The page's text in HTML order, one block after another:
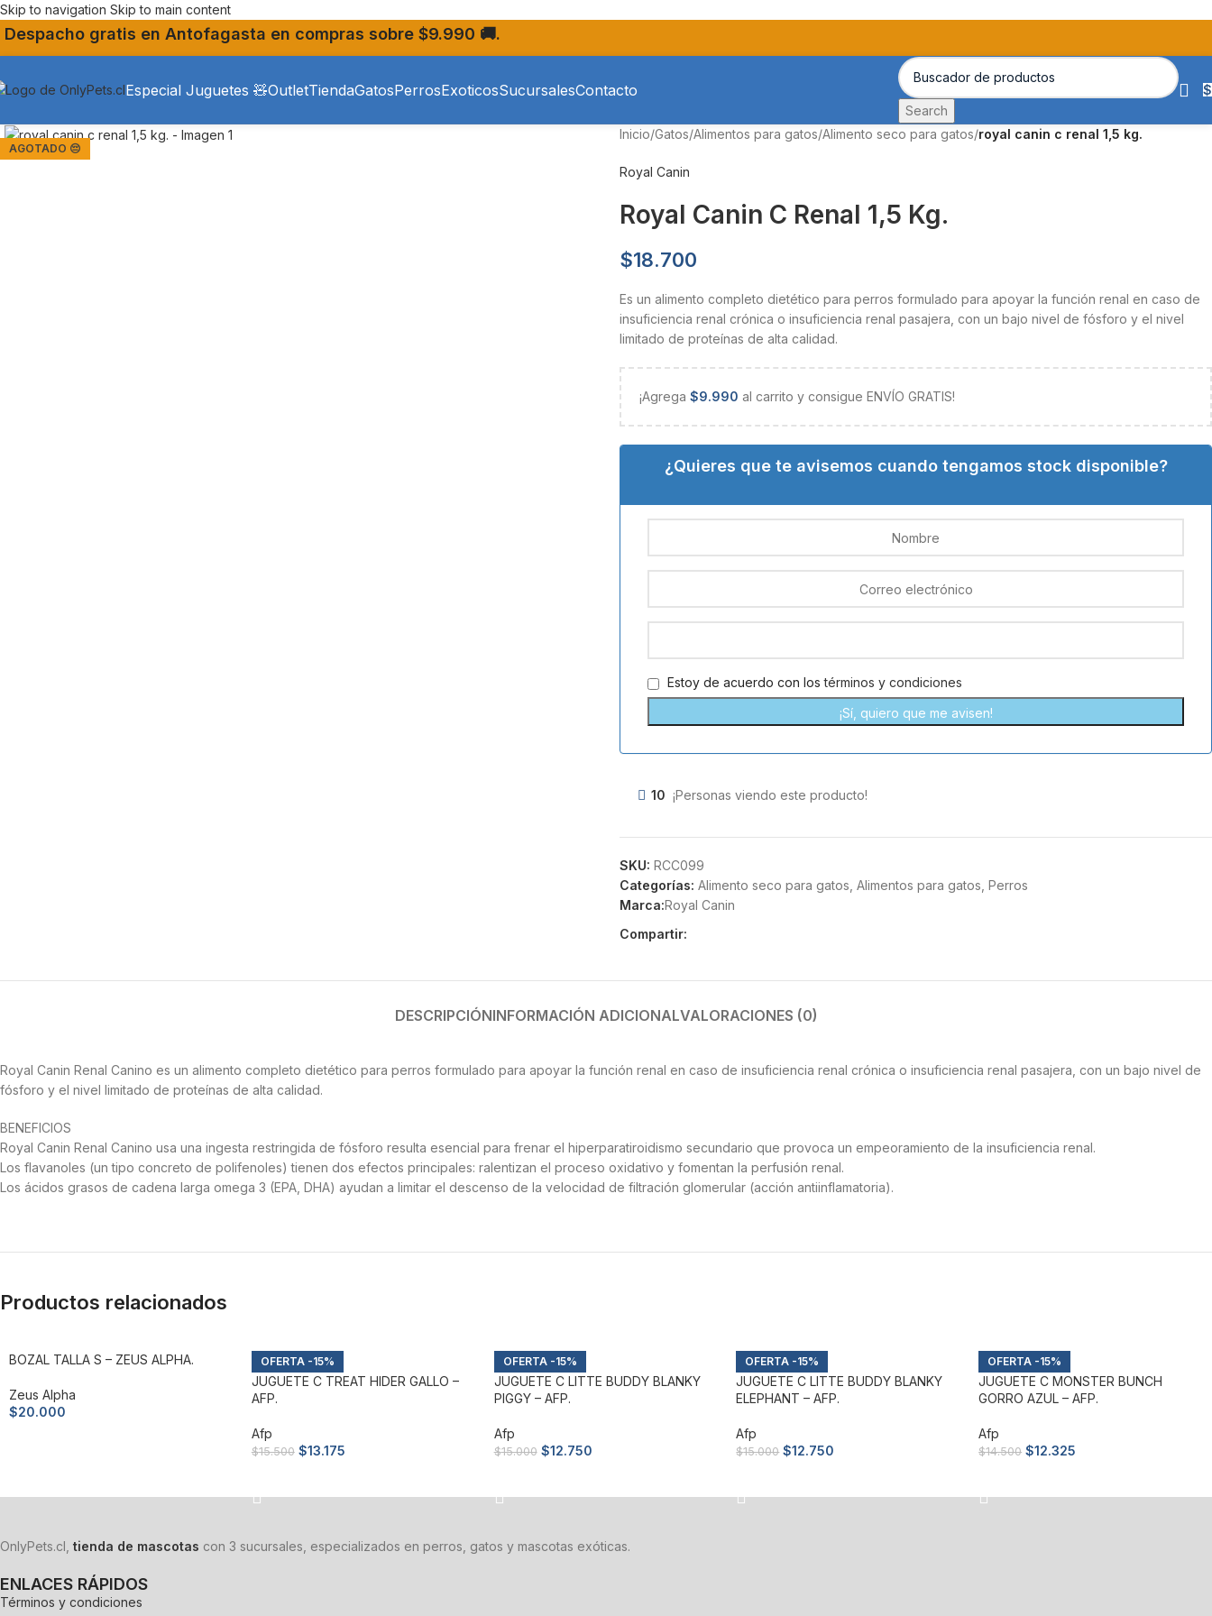
Skip to navigation Skip to main content
Despacho gratis en Antofagasta en compras sobre $9.990 🚚.
Especial Juguetes 🧸OutletTiendaGatosPerrosExoticosSucursalesContacto
Search
$
AGOTADO 😔
Inicio/Gatos/Alimentos para gatos/Alimento seco para gatos/royal canin c renal 1,5 kg.
Royal Canin
Royal Canin C Renal 1,5 Kg.
$18.700
Es un alimento completo dietético para perros formulado para apoyar la función renal en caso de
insuficiencia renal crónica o insuficiencia renal pasajera, con un bajo nivel de fósforo y el nivel
limitado de proteínas de alta calidad.
¡Agrega $9.990 al carrito y consigue ENVÍO GRATIS!
¿Quieres que te avisemos cuando tengamos stock disponible?
Estoy de acuerdo con lostérminos y condiciones
10 ¡Personas viendo este producto!
SKU: RCC099
Categorías: Alimento seco para gatos Alimentos para gatos Perros
Marca:Royal Canin
Compartir:
DESCRIPCIÓNINFORMACIÓN ADICIONALVALORACIONES (0)
Royal Canin Renal Canino es un alimento completo dietético para perros formulado para apoyar la función renal en caso de insuficiencia renal crónica o insuficiencia renal pasajera, con un bajo nivel de
fósforo y el nivel limitado de proteínas de alta calidad.
BENEFICIOS
Royal Canin Renal Canino usa una ingesta restringida de fósforo resulta esencial para frenar el hiperparatiroidismo secundario que provoca un empeoramiento de la insuficiencia renal.
Los flavanoles (un tipo concreto de polifenoles) tienen dos efectos principales: ralentizan el proceso oxidativo y fomentan la perfusión renal.
Los ácidos grasos de cadena larga omega 3 (EPA, DHA) ayudan a limitar el descenso de la velocidad de filtración glomerular (acción antiinflamatoria).
Productos relacionados
BOZAL TALLA S – ZEUS ALPHA.
Zeus Alpha
$20.000
-15%
JUGUETE C TREAT HIDER GALLO –
AFP.
Afp
$15.500 $13.175
-15%
JUGUETE C LITTE BUDDY BLANKY
PIGGY – AFP.
Afp
$15.000 $12.750
-15%
JUGUETE C LITTE BUDDY BLANKY
ELEPHANT – AFP.
Afp
$15.000 $12.750
-15%
JUGUETE C MONSTER BUNCH
GORRO AZUL – AFP.
Afp
$14.500 $12.325
OnlyPets.cl, tienda de mascotas con 3 sucursales, especializados en perros, gatos y mascotas exóticas.
ENLACES RÁPIDOS
Términos y condiciones